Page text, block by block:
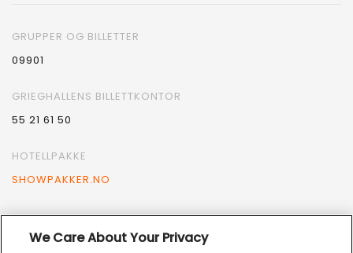
GRUPPER OG BILLETTER
09901
GRIEGHALLENS BILLETTKONTOR
55 21 61 50
HOTELLPAKKE
SHOWPAKKER.NO
We Care About Your Privacy